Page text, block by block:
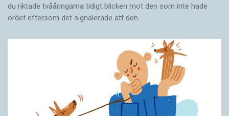
du riktade tvååringarna tidigt blicken mot den som inte hade
ordet eftersom det ­signalerade att den…